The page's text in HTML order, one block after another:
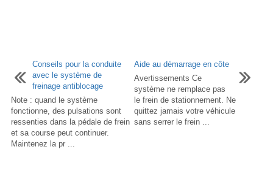
Conseils pour la conduite
avec le système de
freinage antiblocage
Note : quand le système
fonctionne, des pulsations sont
ressenties dans la pédale de frein
et sa course peut continuer.
Maintenez la pr ...
Aide au démarrage en côte
Avertissements Ce
système ne remplace pas
le frein de stationnement. Ne
quittez jamais votre véhicule
sans serrer le frein ...